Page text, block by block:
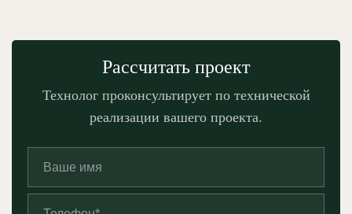
Рассчитать проект
Технолог проконсультирует по технической
реализации вашего проекта.